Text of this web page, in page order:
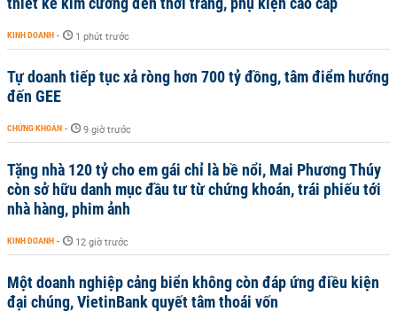
KINH DOANH - 1 phút trước
Tự doanh tiếp tục xả ròng hơn 700 tỷ đồng, tâm điểm hướng
đến GEE
CHỨNG KHOÁN - 9 giờ trước
Tặng nhà 120 tỷ cho em gái chỉ là bề nổi, Mai Phương Thúy
còn sở hữu danh mục đầu tư từ chứng khoán, trái phiếu tới
nhà hàng, phim ảnh
KINH DOANH - 12 giờ trước
Một doanh nghiệp cảng biển không còn đáp ứng điều kiện
đại chúng, VietinBank quyết tâm thoái vốn